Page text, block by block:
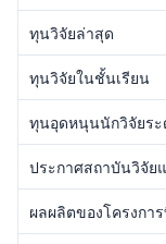
ทุนวิจัยล่าสุด
ทุนวิจัยในชั้นเรียน
ทุนอุดหนุนนักวิจัยร
ประกาศสถาบันวิจั
ผลผลิตของโครงกา